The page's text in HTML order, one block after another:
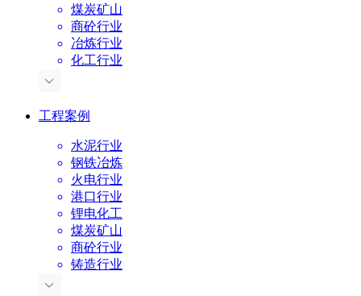
煤炭矿山
商砼行业
冶炼行业
化工行业
工程案例
水泥行业
钢铁冶炼
火电行业
港口行业
锂电化工
煤炭矿山
商砼行业
铸造行业